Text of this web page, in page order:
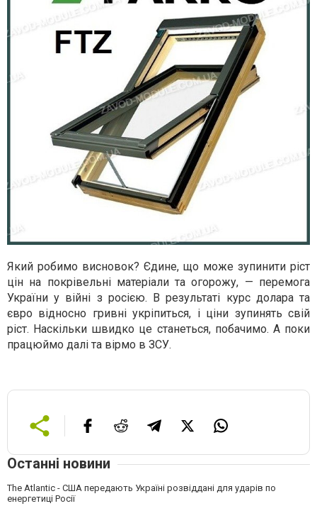
Який робимо висновок? Єдине, що може зупинити ріст
цін на покрівельні матеріали та огорожу, — перемога
України у війні з росією. В результаті курс долара та
євро відносно гривні укріпиться, і ціни зупинять свій
ріст. Наскільки швидко це станеться, побачимо. А поки
працюймо далі та вірмо в ЗСУ.
Останні новини
The Atlantic - США передають Україні розвіддані для ударів по
енергетиці Росії